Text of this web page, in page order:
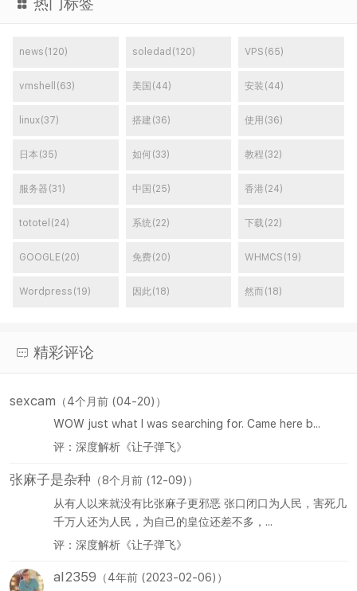
news(120) soledad(120) VPS(65)
vmshell(63) 美国(44) 安装(44)
linux(37) 搭建(36) 使用(36)
日本(35) 如何(33) 教程(32)
服务器(31) 中国(25) 香港(24)
tototel(24) 系统(22) 下载(22)
GOOGLE(20) 免费(20) WHMCS(19)
Wordpress(19) 因此(18) 然而(18)
精彩评论
sexcam （4个月前 (04-20)）
WOW just what I was searching for. Came here b...
评：深度解析《让子弹飞》
张麻子是杂种 （8个月前 (12-09)）
从有人以来就没有比张麻子更邪恶 张口闭口为人民，害死几
千万人还为人民，为自己的皇位还差不多，...
评：深度解析《让子弹飞》
al2359 （4年前 (2023-02-06)）